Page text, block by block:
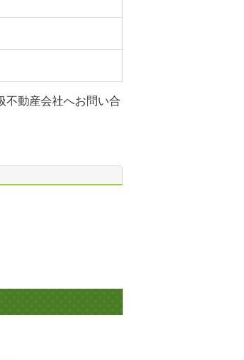
不動産会社へお問い合